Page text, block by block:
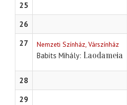
25
26
27
Nemzeti Színház, Várszínház
Babits Mihály Laodameia
28
29